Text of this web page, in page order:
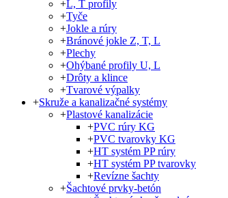
+L, T profily
+Tyče
+Jokle a rúry
+Bránové jokle Z, T, L
+Plechy
+Ohýbané profily U, L
+Drôty a klince
+Tvarové výpalky
+Skruže a kanalizačné systémy
+Plastové kanalizácie
+PVC rúry KG
+PVC tvarovky KG
+HT systém PP rúry
+HT systém PP tvarovky
+Revízne šachty
+Šachtové prvky-betón